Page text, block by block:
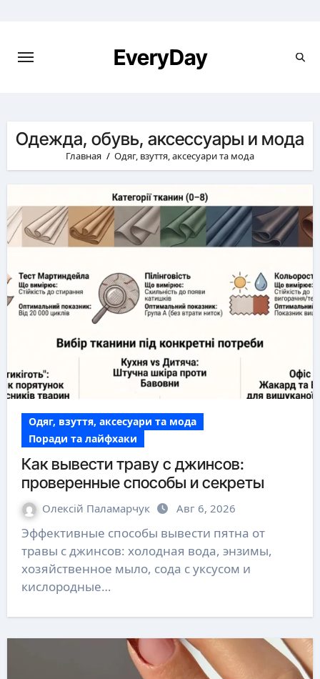
EveryDay
Одежда, обувь, аксессуары и мода
Главная Одяг, взуття, аксесуари та мода
Одяг, взуття, аксесуари та мода
Поради та лайфхаки
Как вывести траву с джинсов:
проверенные способы и секреты
Олексій Паламарчук Авг 6, 2026
Эффективные способы вывести пятна от
травы с джинсов: холодная вода, энзимы,
хозяйственное мыло, сода с уксусом и
кислородные…